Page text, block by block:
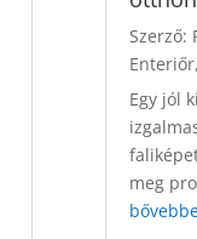
Szerző:
Enteriőr,
Egy jól
meg